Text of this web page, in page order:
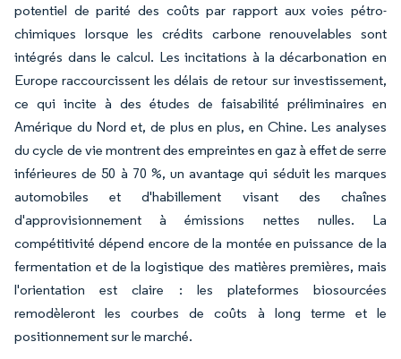
potentiel de parité des coûts par rapport aux voies pétro-
chimiques lorsque les crédits carbone renouvelables sont
intégrés dans le calcul. Les incitations à la décarbonation en
Europe raccourcissent les délais de retour sur investissement,
ce qui incite à des études de faisabilité préliminaires en
Amérique du Nord et, de plus en plus, en Chine. Les analyses
du cycle de vie montrent des empreintes en gaz à effet de serre
inférieures de 50 à 70 %, un avantage qui séduit les marques
automobiles et d'habillement visant des chaînes
d'approvisionnement à émissions nettes nulles. La
compétitivité dépend encore de la montée en puissance de la
fermentation et de la logistique des matières premières, mais
l'orientation est claire : les plateformes biosourcées
remodèleront les courbes de coûts à long terme et le
positionnement sur le marché.